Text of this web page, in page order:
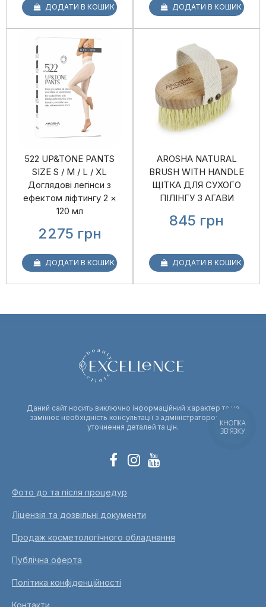
ДОДАТИ В КОШИК ДОДАТИ В КОШИК
ДОДАТИ В КОШИК
522 UP&TONE PANTS
SIZE S / M / L / XL
Доглядові легінси з
ефектом ліфтингу 2 ×
120 мл
2275 грн
ДОДАТИ В КОШИК
AROSHA NATURAL
BRUSH WITH HANDLE
ЩІТКА ДЛЯ СУХОГО
ПІЛІНГУ З АГАВИ
845 грн
Даний сайт носить виключно інформаційний характер та не
замінює необхідність консультації з адміністратором для
уточнення деталей та цін.
Фото до та після процедур
Ліцензія та дозвільні документи
Продаж косметологічного обладнання
Публічна оферта
Політика конфіденційності
Контакти
КНОПКА
ЗВ'ЯЗКУ